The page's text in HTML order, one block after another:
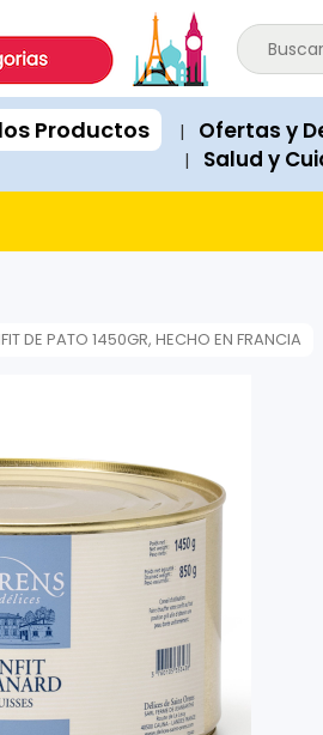
Peru selling imported
on this site are IN STOCK and
in both USD and PEN (Peruvian
Monday to Friday within Lima, Peru.
for product suggestions,
American Express, Diners
Productos | Ofertas y
| Salud y
DE PATO 1450GR, HECHO EN FRANCIA